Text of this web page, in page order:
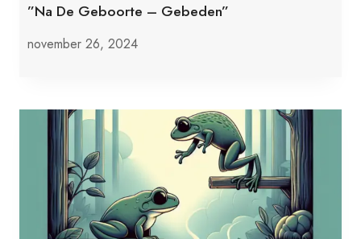
”Na De Geboorte – Gebeden”
november 26, 2024